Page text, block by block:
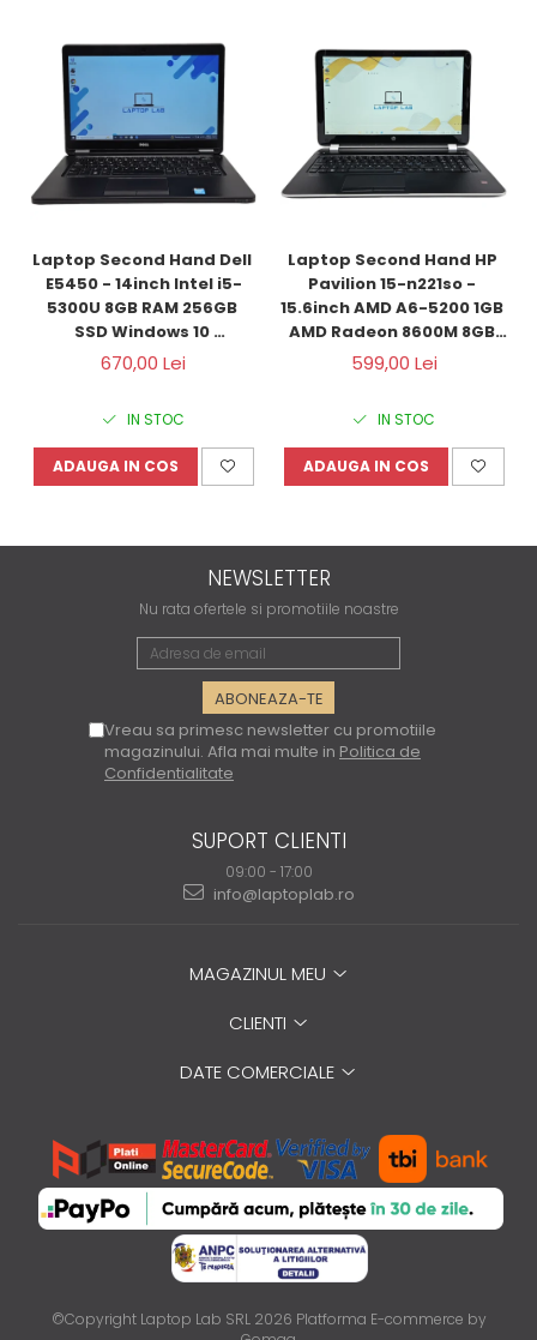
Laptop Second Hand Dell
E5450 - 14inch Intel i5-
5300U 8GB RAM 256GB
SSD Windows 10
Refurbished
670,00 Lei
IN STOC
ADAUGA IN COS
Laptop Second Hand HP
Pavilion 15-n221so -
15.6inch AMD A6-5200 1GB
AMD Radeon 8600M 8GB
RAM 1000GB HDD Windows
10 Refurbished
599,00 Lei
IN STOC
ADAUGA IN COS
NEWSLETTER
Nu rata ofertele si promotiile noastre
Vreau sa primesc newsletter cu promotiile
magazinului. Afla mai multe in Politica de
Confidentialitate
SUPORT CLIENTI
09:00 - 17:00
info@laptoplab.ro
MAGAZINUL MEU
CLIENTI
DATE COMERCIALE
©Copyright Laptop Lab SRL 2026 Platforma E-commerce by